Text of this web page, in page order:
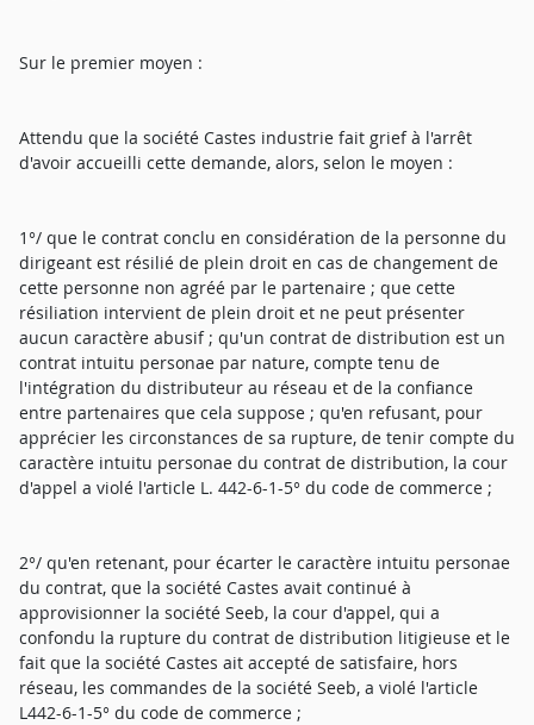
Sur le premier moyen :
Attendu que la société Castes industrie fait grief à l'arrêt
d'avoir accueilli cette demande, alors, selon le moyen :
1°/ que le contrat conclu en considération de la personne du
dirigeant est résilié de plein droit en cas de changement de
cette personne non agréé par le partenaire ; que cette
résiliation intervient de plein droit et ne peut présenter
aucun caractère abusif ; qu'un contrat de distribution est un
contrat intuitu personae par nature, compte tenu de
l'intégration du distributeur au réseau et de la confiance
entre partenaires que cela suppose ; qu'en refusant, pour
apprécier les circonstances de sa rupture, de tenir compte du
caractère intuitu personae du contrat de distribution, la cour
d'appel a violé l'article L. 442-6-1-5° du code de commerce ;
2°/ qu'en retenant, pour écarter le caractère intuitu personae
du contrat, que la société Castes avait continué à
approvisionner la société Seeb, la cour d'appel, qui a
confondu la rupture du contrat de distribution litigieuse et le
fait que la société Castes ait accepté de satisfaire, hors
réseau, les commandes de la société Seeb, a violé l'article
L442-6-1-5° du code de commerce ;